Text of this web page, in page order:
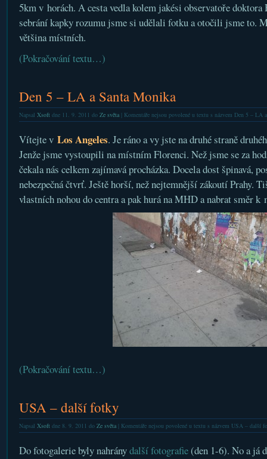
5km v horách. A cesta vedla kolem jakési observatoře doktora
sebrání kapky rozumu jsme si udělali fotku a otočili jsme to.
většina místních.
(Pokračování textu…)
Den 5 – LA a Santa Monika
Napsal Xsoftdne 11. 9. 2011 do Ze světa| Komentáře nejsou povolenéu textu s názvem Den 5 – LA
Vítejte v Los Angeles. Je ráno a vy jste na druhé straně
Jenže jsme vystoupili na místním Florenci. Než jsme se za
čekala nás celkem zajímavá procházka. Docela dost špinavá,
nebezpečná čtvrť. Ještě horší, než nejtemnější zákoutí Prahy.
vlastních nohou do centra a pak hurá na MHD a nabrat směr k
(Pokračování textu…)
USA – další fotky
Napsal Xsoftdne 8. 9. 2011 do Ze světa| Komentáře nejsou povolenéu textu s názvem USA – další
Do fotogalerie byly nahránydalší fotografie(den 1-6). No a já